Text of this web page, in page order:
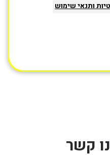
ותנאי שימוש
קשר